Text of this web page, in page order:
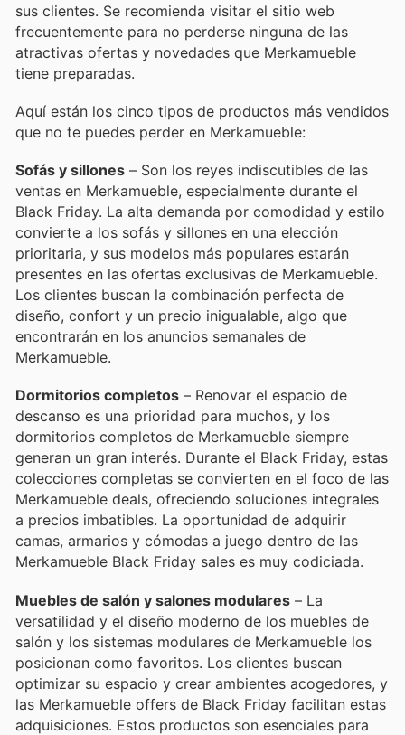
sus clientes. Se recomienda visitar el sitio web
frecuentemente para no perderse ninguna de las
atractivas ofertas y novedades que Merkamueble
tiene preparadas.
Aquí están los cinco tipos de productos más vendidos
que no te puedes perder en Merkamueble:
Sofás y sillones – Son los reyes indiscutibles de las
ventas en Merkamueble, especialmente durante el
Black Friday. La alta demanda por comodidad y estilo
convierte a los sofás y sillones en una elección
prioritaria, y sus modelos más populares estarán
presentes en las ofertas exclusivas de Merkamueble.
Los clientes buscan la combinación perfecta de
diseño, confort y un precio inigualable, algo que
encontrarán en los anuncios semanales de
Merkamueble.
Dormitorios completos – Renovar el espacio de
descanso es una prioridad para muchos, y los
dormitorios completos de Merkamueble siempre
generan un gran interés. Durante el Black Friday, estas
colecciones completas se convierten en el foco de las
Merkamueble deals, ofreciendo soluciones integrales
a precios imbatibles. La oportunidad de adquirir
camas, armarios y cómodas a juego dentro de las
Merkamueble Black Friday sales es muy codiciada.
Muebles de salón y salones modulares – La
versatilidad y el diseño moderno de los muebles de
salón y los sistemas modulares de Merkamueble los
posicionan como favoritos. Los clientes buscan
optimizar su espacio y crear ambientes acogedores, y
las Merkamueble offers de Black Friday facilitan estas
adquisiciones. Estos productos son esenciales para